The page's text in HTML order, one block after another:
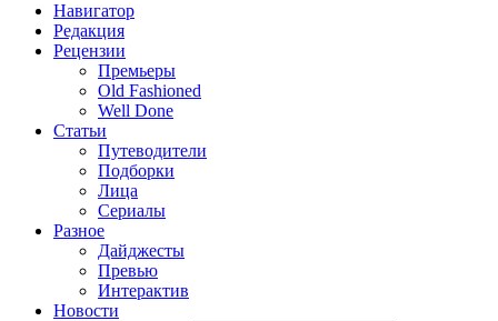
Навигатор
Редакция
Рецензии
Премьеры
Old Fashioned
Well Done
Статьи
Путеводители
Подборки
Лица
Сериалы
Разное
Дайджесты
Превью
Интерактив
Новости